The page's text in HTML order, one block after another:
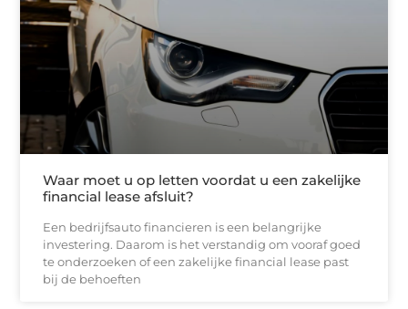
Waar moet u op letten voordat u een zakelijke
financial lease afsluit?
Een bedrijfsauto financieren is een belangrijke
investering. Daarom is het verstandig om vooraf goed
te onderzoeken of een zakelijke financial lease past
bij de behoeften